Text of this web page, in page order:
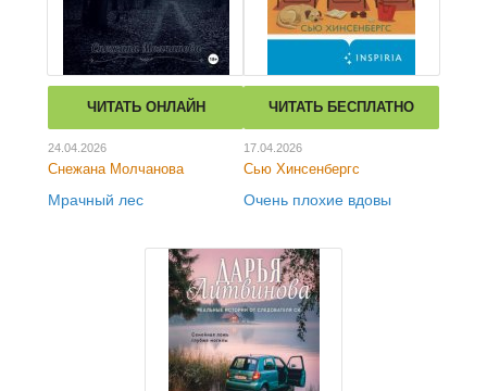
ЧИТАТЬ ОНЛАЙН
24.04.2026
Снежана Молчанова
Мрачный лес
ЧИТАТЬ БЕСПЛАТНО
17.04.2026
Сью Хинсенбергс
Очень плохие вдовы